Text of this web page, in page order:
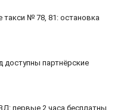
№ 78, 81: остановка
доступны партнёрские
первые 2 часа бесплатны